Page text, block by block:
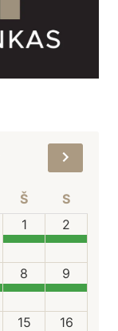
Š
S
1
2
8 9
15 16